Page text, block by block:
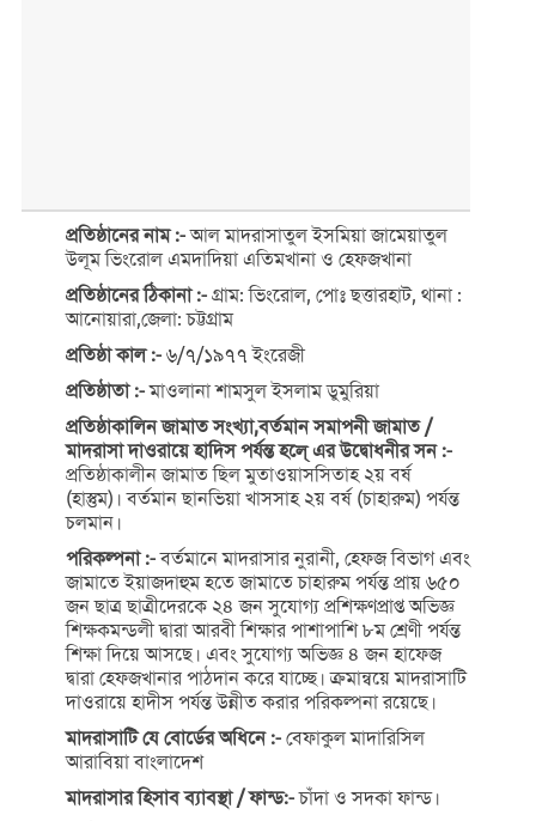
প্রতিষ্ঠানের নাম :-আল মাদরাসাতুল ইসমিয়া জামেয়াতুল
উলূম ভিংরোল এমদাদিয়া এতিমখানা ও হেফজখানা
প্রতিষ্ঠানের ঠিকানা :- গ্রাম: ভিংরোল, পোঃ ছত্তারহাট, থানা :
আনোয়ারা,জেলা: চট্টগ্রাম
প্রতিষ্ঠা কাল :- ৬/৭/১৯৭৭ ইংরেজী
প্রতিষ্ঠাতা :-মাওলানা শামসুল ইসলাম ডুমুরিয়া
প্রতিষ্ঠাকালিন জামাত সংখ্যা,বর্তমান সমাপনী জামাত /
মাদরাসা দাওরায়ে হাদিস পর্যন্ত হলে্ এর উদ্বোধনীর সন :-
প্রতিষ্ঠাকালীন জামাত ছিল মুতাওয়াসসিতাহ ২য় বর্ষ
(হাস্তুম)। বর্তমান ছানভিয়া খাসসাহ ২য় বর্ষ (চাহারুম) পর্যন্ত
চলমান।
পরিকল্পনা :-বর্তমানে মাদরাসার নুরানী, হেফজ বিভাগ এবং
জামাতে ইয়াজদাহুম হতে জামাতে চাহারুম পর্যন্ত প্রায় ৬৫০
জন ছাত্র ছাত্রীদেরকে ২৪ জন সুযোগ্য প্রশিক্ষণপ্রাপ্ত অভিজ্ঞ
শিক্ষকমন্ডলী দ্বারা আরবী শিক্ষার পাশাপাশি ৮ম শ্র‌েণী পর্যন্ত
শিক্ষা দিয়ে আসছে। এবং সুযোগ্য অভিজ্ঞ ৪ জন হাফেজ
দ্বারা হেফজখানার পাঠদান করে যাচ্ছে। ক্রমান্বয়ে মাদরাসাটি
দাওরায়ে হাদীস পর্যন্ত উন্নীত করার পরিকল্পনা রয়েছে।
মাদরাসাটি যে বোর্ডের অধিনে :- বেফাকুল মাদারিসিল
আরাবিয়া বাংলাদেশ
মাদরাসার হিসাব ব্যাবস্থা / ফান্ড:-চাঁদা ও সদকা ফান্ড।